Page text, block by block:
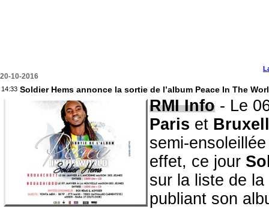
20-10-2016
14:33 Soldier Hems annonce la sortie de l’album Peace In The
RMI Info - Le
Paris et
semi-
effet, ce jour
sur la liste de
publiant son